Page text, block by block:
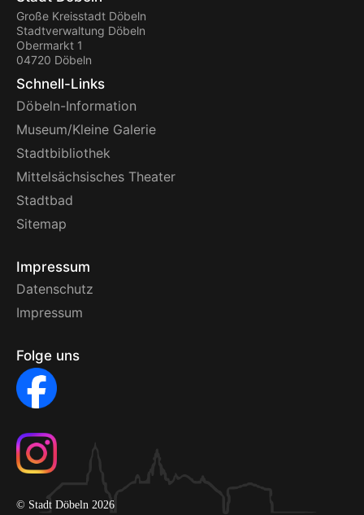
Große Kreisstadt Döbeln
Stadtverwaltung Döbeln
Obermarkt 1
04720 Döbeln
Schnell-Links
Döbeln-Information
Museum/Kleine Galerie
Stadtbibliothek
Mittelsächsisches Theater
Stadtbad
Sitemap
Impressum
Datenschutz
Impressum
Folge uns
© Stadt Döbeln 2026